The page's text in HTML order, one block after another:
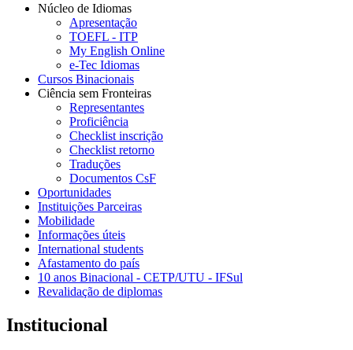
Núcleo de Idiomas
Apresentação
TOEFL - ITP
My English Online
e-Tec Idiomas
Cursos Binacionais
Ciência sem Fronteiras
Representantes
Proficiência
Checklist inscrição
Checklist retorno
Traduções
Documentos CsF
Oportunidades
Instituições Parceiras
Mobilidade
Informações úteis
International students
Afastamento do país
10 anos Binacional - CETP/UTU - IFSul
Revalidação de diplomas
Institucional